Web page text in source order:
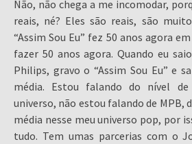
Não, não chega a me incomodar,
reais, né? Eles são reais, são
“Assim Sou Eu” fez 50 anos agora
fazer 50 anos agora. Quando eu
Philips, gravo o “Assim Sou Eu” e
média. Estou falando do nível
universo, não estou falando de MPB,
média nesse meu universo pop, por
tudo. Tem umas parcerias com o